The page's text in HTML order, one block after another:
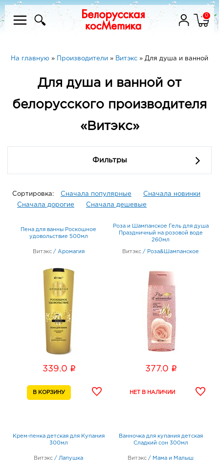
0
На главную » Производители » Витэкс » Для душа и ванной
Для душа и ванной от
белорусского производителя
«Витэкс»
Фильтры
Сортировка: Сначала популярные
Сначала новинки
Сначала дорогие
Сначала дешевые
Пена для ванны Роскошное
удовольствие 500мл
Витэкс / Аромагия
339.0 i
Роза и Шампанское Гель для душа
Праздничный на розовой воде
260мл
Витэкс / Роза&Шампанское
377.0 i
Крем-пенка детская для Купания
300мл
Витэкс / Лапушка
Ванночка для купания детская
Сладкий сон 300мл
Витэкс / Мама и Малыш